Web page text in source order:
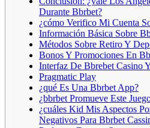
Durante Bbrbet?
¿cómo Verifico Mi Cuenta
Información Básica Sobre
Métodos Sobre Retiro Y
Bonos Y Promociones En
Interfaz De Bbrebet Casino
Pragmatic Play
¿qué Es Una Bbrbet App?
¿bbrbet Promueve Este
¿cuáles Kid Mis Aspectos
Negativos Para Bbrbet